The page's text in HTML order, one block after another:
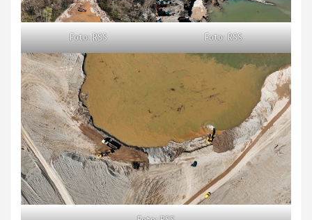
Foto: RSS Foto: RSS